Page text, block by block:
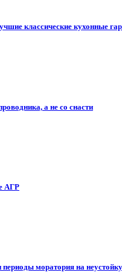
классические кухонные
а не со снасти
АГР
периоды моратория на